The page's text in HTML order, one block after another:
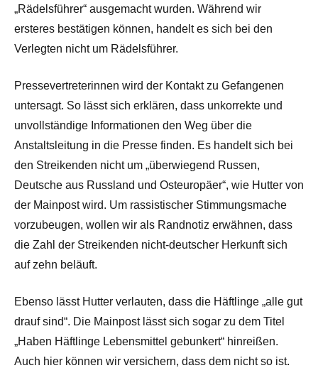
„Rädelsführer“ ausgemacht wurden. Während wir
ersteres bestätigen können, handelt es sich bei den
Verlegten nicht um Rädelsführer.
Pressevertreterinnen wird der Kontakt zu Gefangenen
untersagt. So lässt sich erklären, dass unkorrekte und
unvollständige Informationen den Weg über die
Anstaltsleitung in die Presse finden. Es handelt sich bei
den Streikenden nicht um „überwiegend Russen,
Deutsche aus Russland und Osteuropäer“, wie Hutter von
der Mainpost wird. Um rassistischer Stimmungsmache
vorzubeugen, wollen wir als Randnotiz erwähnen, dass
die Zahl der Streikenden nicht-deutscher Herkunft sich
auf zehn beläuft.
Ebenso lässt Hutter verlauten, dass die Häftlinge „alle gut
drauf sind“. Die Mainpost lässt sich sogar zu dem Titel
„Haben Häftlinge Lebensmittel gebunkert“ hinreißen.
Auch hier können wir versichern, dass dem nicht so ist.